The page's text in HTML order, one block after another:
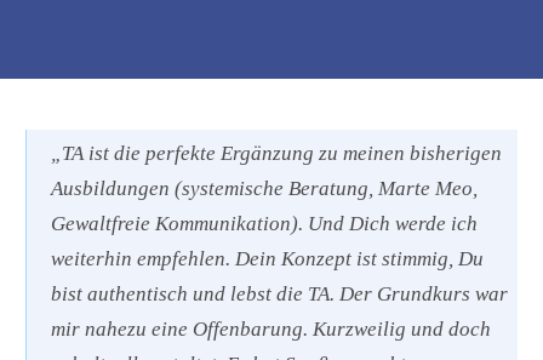
„TA ist die perfekte Ergänzung zu meinen bisherigen
Ausbildungen (systemische Beratung, Marte Meo,
Gewaltfreie Kommunikation). Und Dich werde ich
weiterhin empfehlen. Dein Konzept ist stimmig, Du
bist authentisch und lebst die TA. Der Grundkurs war
mir nahezu eine Offenbarung. Kurzweilig und doch